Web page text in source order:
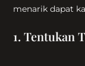
menarik dapat
1. Tentukan